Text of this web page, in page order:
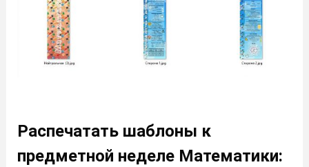
Распечатать шаблоны к
предметной неделе Математики: